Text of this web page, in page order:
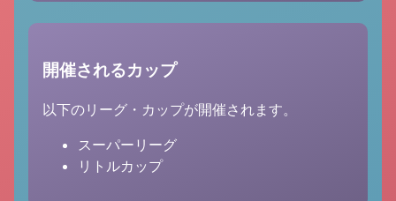
開催されるカップ
以下のリーグ・カップが開催されます。
スーパーリーグ
リトルカップ